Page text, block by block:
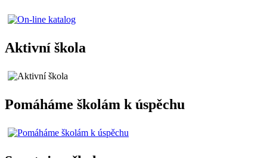
Aktivní škola
Pomáháme školám k úspěchu